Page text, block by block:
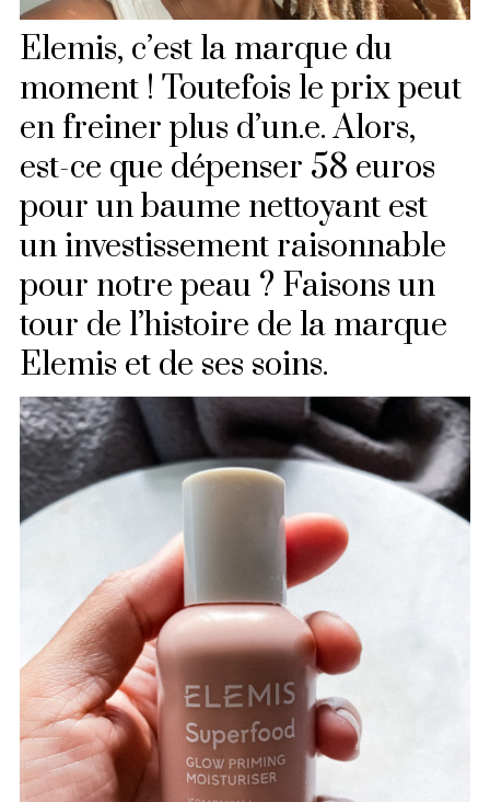
Elemis, c’est la marque du
moment ! Toutefois le prix peut
en freiner plus d’un.e. Alors,
est-ce que dépenser 58 euros
pour un baume nettoyant est
un investissement raisonnable
pour notre peau ? Faisons un
tour de l’histoire de la marque
Elemis et de ses soins.